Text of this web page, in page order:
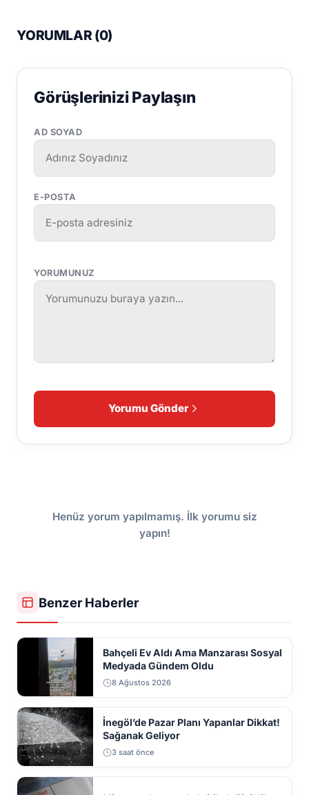
YORUMLAR (0)
Görüşlerinizi Paylaşın
AD SOYAD
E-POSTA
YORUMUNUZ
Yorumu Gönder
Henüz yorum yapılmamış. İlk yorumu siz
yapın!
Benzer Haberler
Bahçeli Ev Aldı Ama Manzarası Sosyal
Medyada Gündem Oldu
8 Ağustos 2026
İnegöl’de Pazar Planı Yapanlar Dikkat!
Sağanak Geliyor
3 saat önce